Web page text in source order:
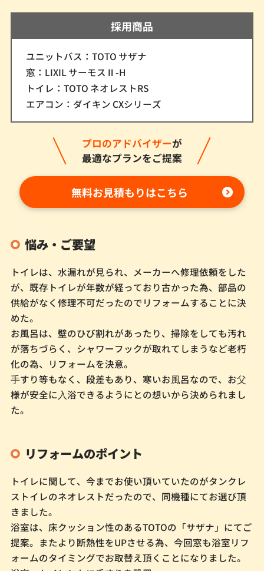
採用商品
ユニットバス：TOTO サザナ
窓：LIXIL サーモスⅡ-H
トイレ：TOTO ネオレストRS
エアコン：ダイキン CXシリーズ
プロのアドバイザーが
最適なプランをご提案
無料お見積もりはこちら
悩み・ご要望
トイレは、水漏れが見られ、メーカーへ修理依頼をした
が、既存トイレが年数が経っており古かった為、部品の
供給がなく修理不可だったのでリフォームすることに決
めた。
お風呂は、壁のひび割れがあったり、掃除をしても汚れ
が落ちづらく、シャワーフックが取れてしまうなど老朽
化の為、リフォームを決意。
⼿すり等もなく、段差もあり、寒いお⾵呂なので、お⽗
様が安全に⼊浴できるようにとの想いから決められまし
た。
リフォームのポイント
トイレに関して、今までお使い頂いていたのがタンクレ
ストイレのネオレストだったので、同機種にてお選び頂
きました。
浴室は、床クッション性のあるTOTOの「サザナ」にてご
提案。またより断熱性をUPさせる為、今回窓も浴室リフ
ォームのタイミングでお取替え頂くことになりました。